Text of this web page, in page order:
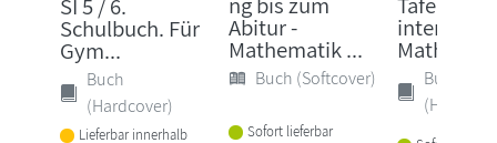
Schulbuch. Für
Gym...
Buch
(Hardcover)
Lieferbar innerhalb
Abitur -
Mathematik ...
Buch (Softcover)
Sofort lieferbar
interaktiv
Buch